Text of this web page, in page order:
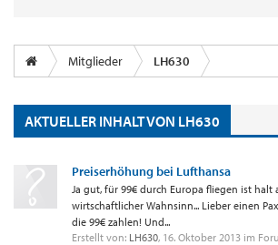
Mitglieder LH630
AKTUELLER INHALT VON LH630
Preiserhöhung bei Lufthansa
Ja gut, für 99€ durch Europa fliegen ist halt
wirtschaftlicher Wahnsinn... Lieber einen
die 99€ zahlen! Und...
Erstellt von: LH630, 16. Oktober 2013 im